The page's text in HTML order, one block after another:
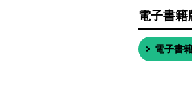
電子書籍
電子書